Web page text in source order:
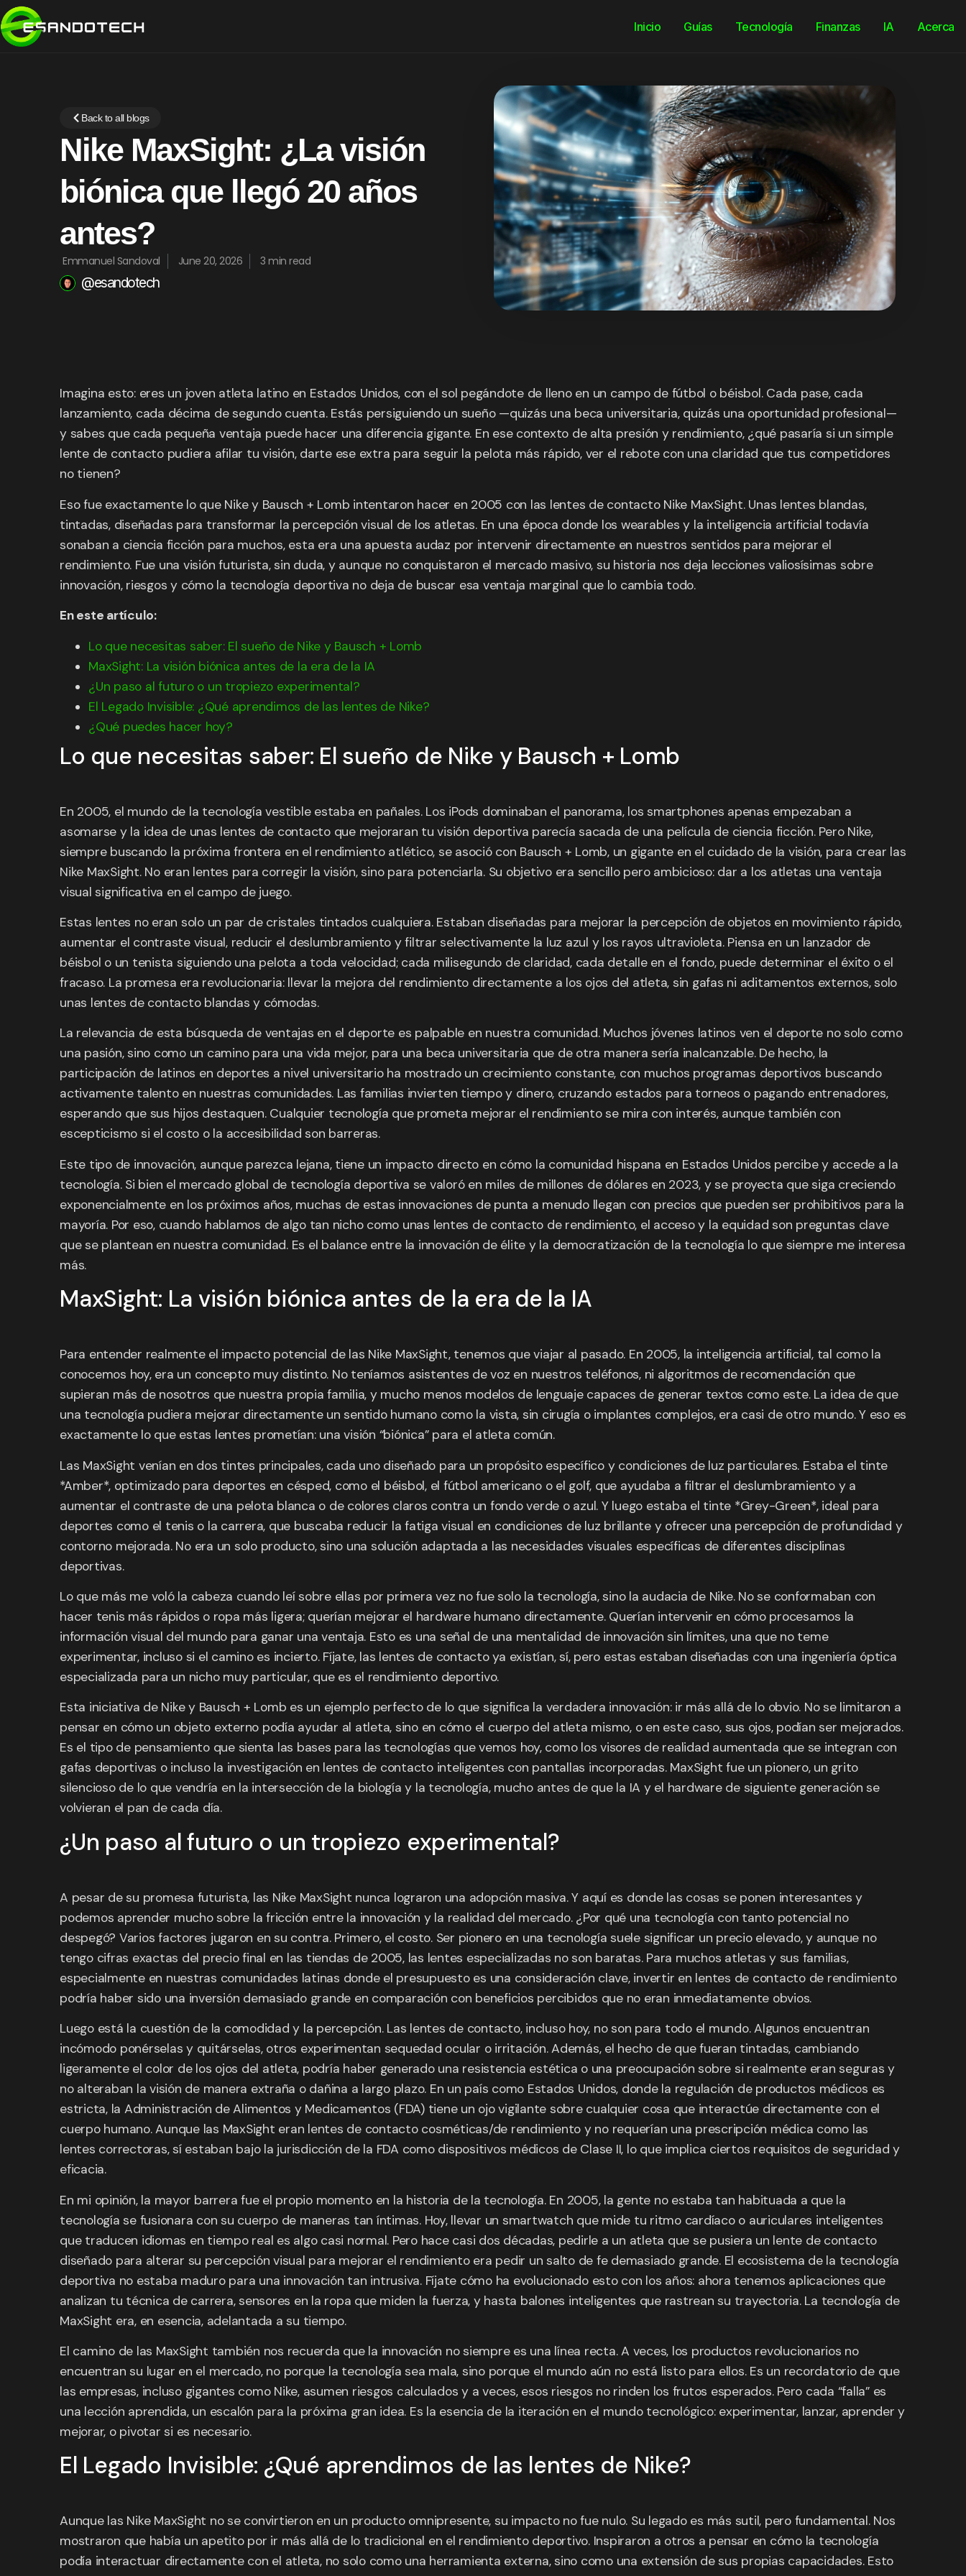
Inicio Guías Tecnología Finanzas IA Acerca
Back to all blogs
Nike MaxSight: ¿La visión
biónica que llegó 20 años
antes?
Emmanuel Sandoval June 20, 2026 3 min read
@esandotech
Imagina esto: eres un joven atleta latino en Estados Unidos, con el sol pegándote de lleno en un campo de fútbol o béisbol. Cada pase, cada
lanzamiento, cada décima de segundo cuenta. Estás persiguiendo un sueño —quizás una beca universitaria, quizás una oportunidad profesional—
y sabes que cada pequeña ventaja puede hacer una diferencia gigante. En ese contexto de alta presión y rendimiento, ¿qué pasaría si un simple
lente de contacto pudiera afilar tu visión, darte ese extra para seguir la pelota más rápido, ver el rebote con una claridad que tus competidores
no tienen?
Eso fue exactamente lo que Nike y Bausch + Lomb intentaron hacer en 2005 con las lentes de contacto Nike MaxSight. Unas lentes blandas,
tintadas, diseñadas para transformar la percepción visual de los atletas. En una época donde los wearables y la inteligencia artificial todavía
sonaban a ciencia ficción para muchos, esta era una apuesta audaz por intervenir directamente en nuestros sentidos para mejorar el
rendimiento. Fue una visión futurista, sin duda, y aunque no conquistaron el mercado masivo, su historia nos deja lecciones valiosísimas sobre
innovación, riesgos y cómo la tecnología deportiva no deja de buscar esa ventaja marginal que lo cambia todo.
En este artículo:
Lo que necesitas saber: El sueño de Nike y Bausch + Lomb
MaxSight: La visión biónica antes de la era de la IA
¿Un paso al futuro o un tropiezo experimental?
El Legado Invisible: ¿Qué aprendimos de las lentes de Nike?
¿Qué puedes hacer hoy?
Lo que necesitas saber: El sueño de Nike y Bausch + Lomb
En 2005, el mundo de la tecnología vestible estaba en pañales. Los iPods dominaban el panorama, los smartphones apenas empezaban a
asomarse y la idea de unas lentes de contacto que mejoraran tu visión deportiva parecía sacada de una película de ciencia ficción. Pero Nike,
siempre buscando la próxima frontera en el rendimiento atlético, se asoció con Bausch + Lomb, un gigante en el cuidado de la visión, para crear las
Nike MaxSight. No eran lentes para corregir la visión, sino para potenciarla. Su objetivo era sencillo pero ambicioso: dar a los atletas una ventaja
visual significativa en el campo de juego.
Estas lentes no eran solo un par de cristales tintados cualquiera. Estaban diseñadas para mejorar la percepción de objetos en movimiento rápido,
aumentar el contraste visual, reducir el deslumbramiento y filtrar selectivamente la luz azul y los rayos ultravioleta. Piensa en un lanzador de
béisbol o un tenista siguiendo una pelota a toda velocidad; cada milisegundo de claridad, cada detalle en el fondo, puede determinar el éxito o el
fracaso. La promesa era revolucionaria: llevar la mejora del rendimiento directamente a los ojos del atleta, sin gafas ni aditamentos externos, solo
unas lentes de contacto blandas y cómodas.
La relevancia de esta búsqueda de ventajas en el deporte es palpable en nuestra comunidad. Muchos jóvenes latinos ven el deporte no solo como
una pasión, sino como un camino para una vida mejor, para una beca universitaria que de otra manera sería inalcanzable. De hecho, la
participación de latinos en deportes a nivel universitario ha mostrado un crecimiento constante, con muchos programas deportivos buscando
activamente talento en nuestras comunidades. Las familias invierten tiempo y dinero, cruzando estados para torneos o pagando entrenadores,
esperando que sus hijos destaquen. Cualquier tecnología que prometa mejorar el rendimiento se mira con interés, aunque también con
escepticismo si el costo o la accesibilidad son barreras.
Este tipo de innovación, aunque parezca lejana, tiene un impacto directo en cómo la comunidad hispana en Estados Unidos percibe y accede a la
tecnología. Si bien el mercado global de tecnología deportiva se valoró en miles de millones de dólares en 2023, y se proyecta que siga creciendo
exponencialmente en los próximos años, muchas de estas innovaciones de punta a menudo llegan con precios que pueden ser prohibitivos para la
mayoría. Por eso, cuando hablamos de algo tan nicho como unas lentes de contacto de rendimiento, el acceso y la equidad son preguntas clave
que se plantean en nuestra comunidad. Es el balance entre la innovación de élite y la democratización de la tecnología lo que siempre me interesa
más.
MaxSight: La visión biónica antes de la era de la IA
Para entender realmente el impacto potencial de las Nike MaxSight, tenemos que viajar al pasado. En 2005, la inteligencia artificial, tal como la
conocemos hoy, era un concepto muy distinto. No teníamos asistentes de voz en nuestros teléfonos, ni algoritmos de recomendación que
supieran más de nosotros que nuestra propia familia, y mucho menos modelos de lenguaje capaces de generar textos como este. La idea de que
una tecnología pudiera mejorar directamente un sentido humano como la vista, sin cirugía o implantes complejos, era casi de otro mundo. Y eso es
exactamente lo que estas lentes prometían: una visión “biónica” para el atleta común.
Las MaxSight venían en dos tintes principales, cada uno diseñado para un propósito específico y condiciones de luz particulares. Estaba el tinte
*Amber*, optimizado para deportes en césped, como el béisbol, el fútbol americano o el golf, que ayudaba a filtrar el deslumbramiento y a
aumentar el contraste de una pelota blanca o de colores claros contra un fondo verde o azul. Y luego estaba el tinte *Grey-Green*, ideal para
deportes como el tenis o la carrera, que buscaba reducir la fatiga visual en condiciones de luz brillante y ofrecer una percepción de profundidad y
contorno mejorada. No era un solo producto, sino una solución adaptada a las necesidades visuales específicas de diferentes disciplinas
deportivas.
Lo que más me voló la cabeza cuando leí sobre ellas por primera vez no fue solo la tecnología, sino la audacia de Nike. No se conformaban con
hacer tenis más rápidos o ropa más ligera; querían mejorar el hardware humano directamente. Querían intervenir en cómo procesamos la
información visual del mundo para ganar una ventaja. Esto es una señal de una mentalidad de innovación sin límites, una que no teme
experimentar, incluso si el camino es incierto. Fíjate, las lentes de contacto ya existían, sí, pero estas estaban diseñadas con una ingeniería óptica
especializada para un nicho muy particular, que es el rendimiento deportivo.
Esta iniciativa de Nike y Bausch + Lomb es un ejemplo perfecto de lo que significa la verdadera innovación: ir más allá de lo obvio. No se limitaron a
pensar en cómo un objeto externo podía ayudar al atleta, sino en cómo el cuerpo del atleta mismo, o en este caso, sus ojos, podían ser mejorados.
Es el tipo de pensamiento que sienta las bases para las tecnologías que vemos hoy, como los visores de realidad aumentada que se integran con
gafas deportivas o incluso la investigación en lentes de contacto inteligentes con pantallas incorporadas. MaxSight fue un pionero, un grito
silencioso de lo que vendría en la intersección de la biología y la tecnología, mucho antes de que la IA y el hardware de siguiente generación se
volvieran el pan de cada día.
¿Un paso al futuro o un tropiezo experimental?
A pesar de su promesa futurista, las Nike MaxSight nunca lograron una adopción masiva. Y aquí es donde las cosas se ponen interesantes y
podemos aprender mucho sobre la fricción entre la innovación y la realidad del mercado. ¿Por qué una tecnología con tanto potencial no
despegó? Varios factores jugaron en su contra. Primero, el costo. Ser pionero en una tecnología suele significar un precio elevado, y aunque no
tengo cifras exactas del precio final en las tiendas de 2005, las lentes especializadas no son baratas. Para muchos atletas y sus familias,
especialmente en nuestras comunidades latinas donde el presupuesto es una consideración clave, invertir en lentes de contacto de rendimiento
podría haber sido una inversión demasiado grande en comparación con beneficios percibidos que no eran inmediatamente obvios.
Luego está la cuestión de la comodidad y la percepción. Las lentes de contacto, incluso hoy, no son para todo el mundo. Algunos encuentran
incómodo ponérselas y quitárselas, otros experimentan sequedad ocular o irritación. Además, el hecho de que fueran tintadas, cambiando
ligeramente el color de los ojos del atleta, podría haber generado una resistencia estética o una preocupación sobre si realmente eran seguras y
no alteraban la visión de manera extraña o dañina a largo plazo. En un país como Estados Unidos, donde la regulación de productos médicos es
estricta, la Administración de Alimentos y Medicamentos (FDA) tiene un ojo vigilante sobre cualquier cosa que interactúe directamente con el
cuerpo humano. Aunque las MaxSight eran lentes de contacto cosméticas/de rendimiento y no requerían una prescripción médica como las
lentes correctoras, sí estaban bajo la jurisdicción de la FDA como dispositivos médicos de Clase II, lo que implica ciertos requisitos de seguridad y
eficacia.
En mi opinión, la mayor barrera fue el propio momento en la historia de la tecnología. En 2005, la gente no estaba tan habituada a que la
tecnología se fusionara con su cuerpo de maneras tan íntimas. Hoy, llevar un smartwatch que mide tu ritmo cardíaco o auriculares inteligentes
que traducen idiomas en tiempo real es algo casi normal. Pero hace casi dos décadas, pedirle a un atleta que se pusiera un lente de contacto
diseñado para alterar su percepción visual para mejorar el rendimiento era pedir un salto de fe demasiado grande. El ecosistema de la tecnología
deportiva no estaba maduro para una innovación tan intrusiva. Fíjate cómo ha evolucionado esto con los años: ahora tenemos aplicaciones que
analizan tu técnica de carrera, sensores en la ropa que miden la fuerza, y hasta balones inteligentes que rastrean su trayectoria. La tecnología de
MaxSight era, en esencia, adelantada a su tiempo.
El camino de las MaxSight también nos recuerda que la innovación no siempre es una línea recta. A veces, los productos revolucionarios no
encuentran su lugar en el mercado, no porque la tecnología sea mala, sino porque el mundo aún no está listo para ellos. Es un recordatorio de que
las empresas, incluso gigantes como Nike, asumen riesgos calculados y a veces, esos riesgos no rinden los frutos esperados. Pero cada “falla” es
una lección aprendida, un escalón para la próxima gran idea. Es la esencia de la iteración en el mundo tecnológico: experimentar, lanzar, aprender y
mejorar, o pivotar si es necesario.
El Legado Invisible: ¿Qué aprendimos de las lentes de Nike?
Aunque las Nike MaxSight no se convirtieron en un producto omnipresente, su impacto no fue nulo. Su legado es más sutil, pero fundamental. Nos
mostraron que había un apetito por ir más allá de lo tradicional en el rendimiento deportivo. Inspiraron a otros a pensar en cómo la tecnología
podía interactuar directamente con el atleta, no solo como una herramienta externa, sino como una extensión de sus propias capacidades. Esto